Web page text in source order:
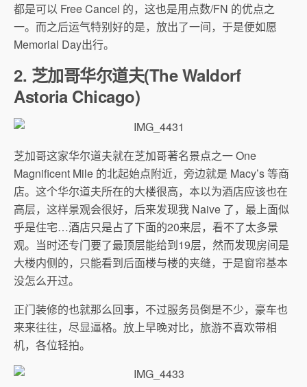
都是可以 Free Cancel 的，这也是用点数/FN 的优点之
一。而之后运气特别好的是，放出了一间，于是便如愿
Memorial Day出行。
2. 芝加哥华尔道夫(The Waldorf
Astoria Chicago)
芝加哥这家华尔道夫就在芝加哥著名景点之一 One
Magnificent Mile 的北起始点附近，旁边就是 Macy’s 等商
店。这个华尔道夫所在的大楼很高，本以为酒店应该也在
高层，这样景观会很好，后来发现我 Naive 了，最上面似
乎是住宅…酒店只是占了下面的20来层，看不了太多景
观。当时还专门要了最顶层能给到19层，然而发现房间是
大楼内侧的，只能看到后面楼与楼的夹缝，于是窗帘基本
没怎么开过。
正门装修的也就那么回事，不过服务员倒是不少，豪车也
来来往往，尽显逼格。放上早晚对比，旅游不喜欢带相
机，各位轻拍。